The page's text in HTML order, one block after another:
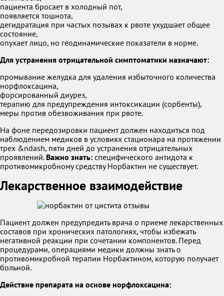
пациента бросает в холодный пот,
появляется тошнота,
дегидратация при частых позывах к рвоте ухудшает общее
состояние,
опухает лицо, но геодинамические показатели в норме.
Для устранения отрицательной симптоматики назначают:
промывание желудка для удаления избыточного количества
норфлоксацина,
форсированный диурез,
терапию для предупреждения интоксикации (сорбенты),
меры против обезвоживания при рвоте.
На фоне передозировки пациент должен находиться под
наблюдением медиков в условиях стационара на протяжении
трех &ndash, пяти дней до устранения отрицательных
проявлений. Важно знать: специфического антидота к
противомикробному средству Норбактин не существует.
Лекарственное взаимодействие
Пациент должен предупредить врача о приеме лекарственных
составов при хронических патологиях, чтобы избежать
негативной реакции при сочетании компонентов. Перед
процедурами, операциями медики должны знать о
противомикробной терапии Норбактином, которую получает
больной.
Действие препарата на основе норфлоксацина: